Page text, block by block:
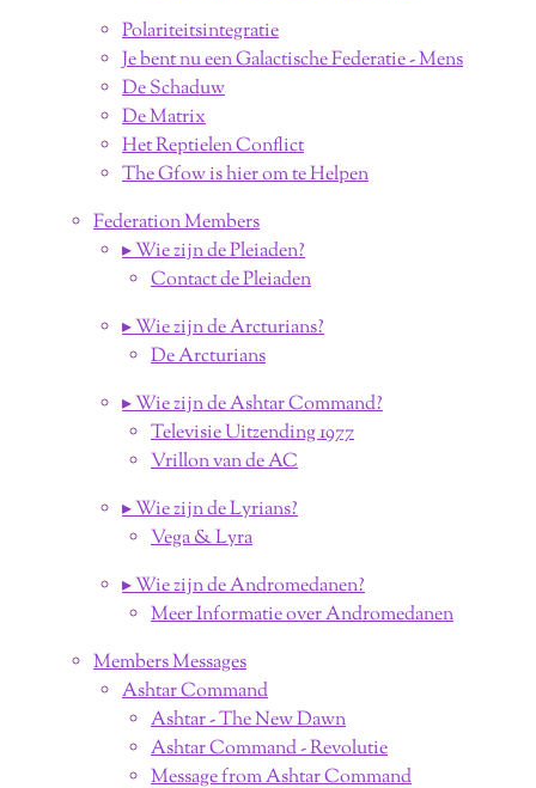
Polariteitsintegratie
Je bent nu een Galactische Federatie - Mens
De Schaduw
De Matrix
Het Reptielen Conflict
The Gfow is hier om te Helpen
Federation Members
▸ Wie zijn de Pleiaden?
Contact de Pleiaden
▸ Wie zijn de Arcturians?
De Arcturians
▸ Wie zijn de Ashtar Command?
Televisie Uitzending 1977
Vrillon van de AC
▸ Wie zijn de Lyrians?
Vega & Lyra
▸ Wie zijn de Andromedanen?
Meer Informatie over Andromedanen
Members Messages
Ashtar Command
Ashtar - The New Dawn
Ashtar Command - Revolutie
Message from Ashtar Command